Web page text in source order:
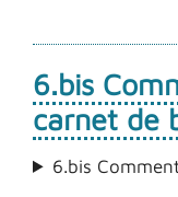
6.bis
carnet de
6.bis